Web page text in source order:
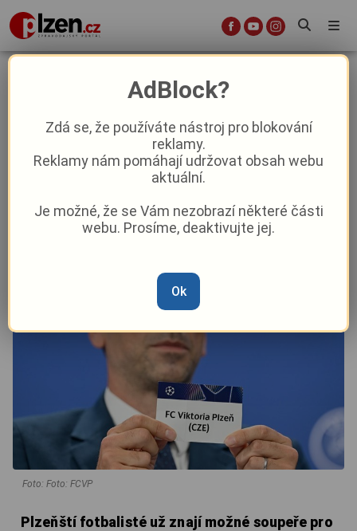
Viktoria Plzeň zná soupeře pro
další kolo Ligy mistrů nebo
Evropské ligy
Sport
Marie Osvaldová –21. 7. 2025|11:22
Foto: Foto: FCVP
Plzeňští fotbalisté už znají možné soupeře pro
AdBlock?
Zdá se, že používáte nástroj pro blokování
reklamy.
Reklamy nám pomáhají udržovat obsah webu
aktuální.
Je možné, že se Vám nezobrazí některé části
webu. Prosíme, deaktivujte jej.
Ok